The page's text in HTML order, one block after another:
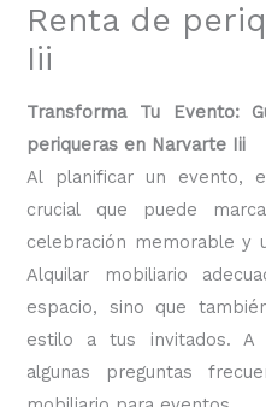
Renta de
Iii
Transforma Tu Evento:
periqueras en Narvarte Iii
Al planificar un evento,
crucial que puede
celebración memorable y
Alquilar mobiliario
espacio, sino que
estilo a tus invitados. A
algunas preguntas